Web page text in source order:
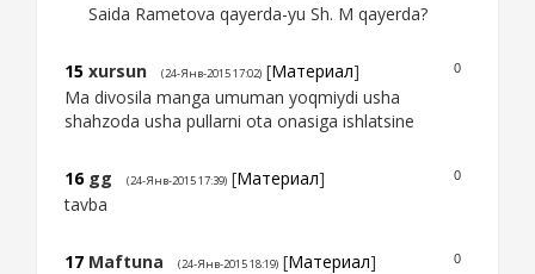
Saida Rametova qayerda-yu Sh. M qayerda?
0
15 xursun (24-Янв-2015 17:02) [Материал]
Ma divosila manga umuman yoqmiydi usha
shahzoda usha pullarni ota onasiga ishlatsine
0
16 gg (24-Янв-2015 17:39) [Материал]
tavba
0
17 Maftuna (24-Янв-2015 18:19) [Материал]